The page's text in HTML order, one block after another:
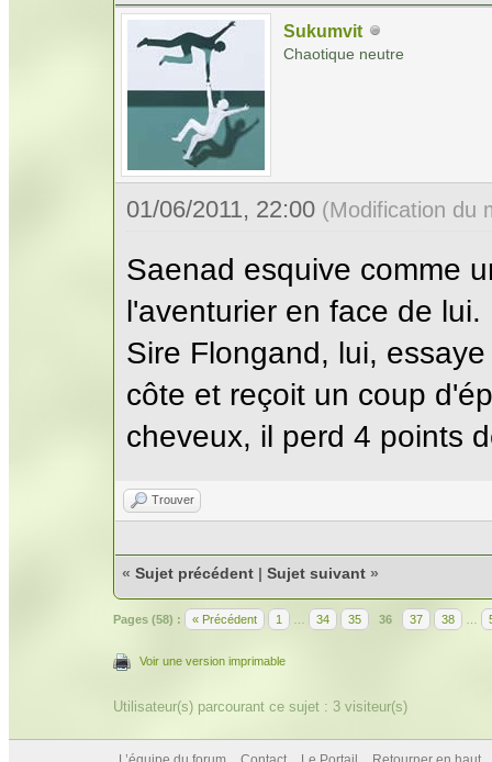
Sukumvit
Chaotique neutre
01/06/2011, 22:00 (Modification du
Saenad esquive comme
l'aventurier en face de lui.
Sire Flongand, lui,
côte et reçoit un coup
cheveux, il perd 4 points
Trouver
« Sujet précédent | Sujet suivant »
Pages (58) : « Précédent 1 34 35 36 37 38
Voir une version imprimable
Utilisateur(s) parcourant ce sujet : 3 visiteur(s)